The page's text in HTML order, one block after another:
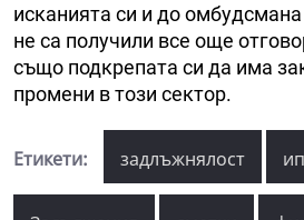
исканията си и до
не са получили все още
също подкрепата си да има
промени в този сектор.
Етикети: задлъжнялост